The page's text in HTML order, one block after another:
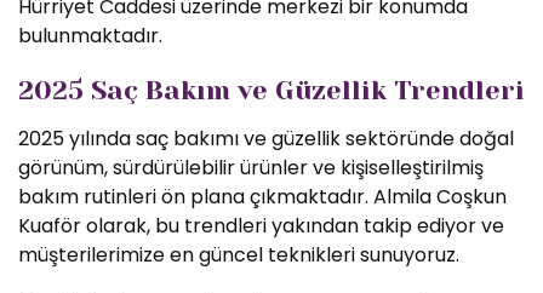
Hürriyet Caddesi üzerinde merkezi bir konumda
bulunmaktadır.
2025 Saç Bakım ve Güzellik Trendleri
2025 yılında saç bakımı ve güzellik sektöründe doğal
görünüm, sürdürülebilir ürünler ve kişiselleştirilmiş
bakım rutinleri ön plana çıkmaktadır. Almila Coşkun
Kuaför olarak, bu trendleri yakından takip ediyor ve
müşterilerimize en güncel teknikleri sunuyoruz.